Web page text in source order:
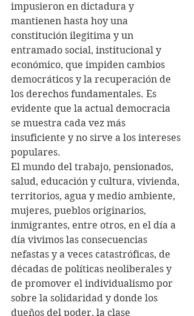
impusieron en dictadura y
mantienen hasta hoy una
constitución ilegitima y un
entramado social, institucional y
económico, que impiden cambios
democráticos y la recuperación de
los derechos fundamentales. Es
evidente que la actual democracia
se muestra cada vez más
insuficiente y no sirve a los intereses
populares.
El mundo del trabajo, pensionados,
salud, educación y cultura, vivienda,
territorios, agua y medio ambiente,
mujeres, pueblos originarios,
inmigrantes, entre otros, en el día a
día vivimos las consecuencias
nefastas y a veces catastróficas, de
décadas de políticas neoliberales y
de promover el individualismo por
sobre la solidaridad y donde los
dueños del poder, la clase